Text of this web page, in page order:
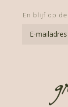
En blijf op